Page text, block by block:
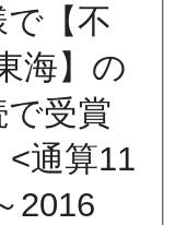
【不
海】の
受賞
通算11
2016